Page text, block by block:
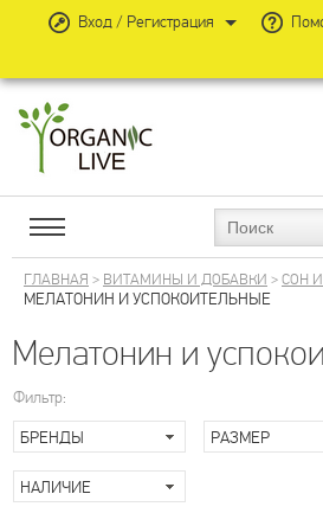
ГЛАВНАЯ > ВИТАМИНЫ И ДОБАВКИ >СОН
МЕЛАТОНИН И УСПОКОИТЕЛЬНЫЕ
Мелатонин и
Фильтр:
БРЕНДЫ
РАЗМЕР
НАЛИЧИЕ
Вход / Регистрация